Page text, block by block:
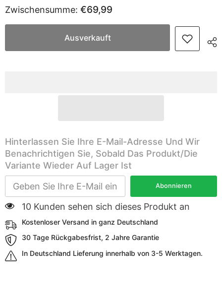
Sekey
cm
Sekey
cm
Klappbar
Gartentisch
Zwischensumme: €69,99
Ausverkauft
Hinterlassen Sie Ihre E-Mail-Adresse Und Wir
Benachrichtigen Sie, Sobald Das Produkt/die
Variante Wieder Auf Lager Ist
Abonnieren
10 Kunden sehen sich dieses Produkt an
Kostenloser Versand in ganz Deutschland
30 Tage Rückgabesfrist, 2 Jahre Garantie
In Deutschland Lieferung innerhalb von 3-5 Werktagen.